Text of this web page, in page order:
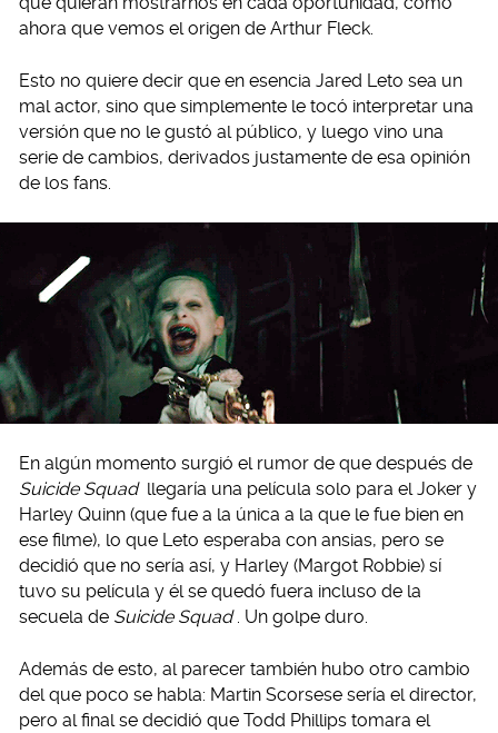
ahora que vemos el origen de Arthur Fleck.
Esto no quiere decir que en esencia Jared Leto sea un
mal actor, sino que simplemente le tocó interpretar una
versión que no le gustó al público, y luego vino una
serie de cambios, derivados justamente de esa opinión
de los fans.
En algún momento surgió el rumor de que después de
Suicide Squad llegaría una película solo para el Joker y
Harley Quinn (que fue a la única a la que le fue bien en
ese filme), lo que Leto esperaba con ansias, pero se
decidió que no sería así, y Harley (Margot Robbie) sí
tuvo su película y él se quedó fuera incluso de la
secuela de Suicide Squad . Un golpe duro.
Además de esto, al parecer también hubo otro cambio
del que poco se habla: Martin Scorsese sería el director,
pero al final se decidió que Todd Phillips tomara el